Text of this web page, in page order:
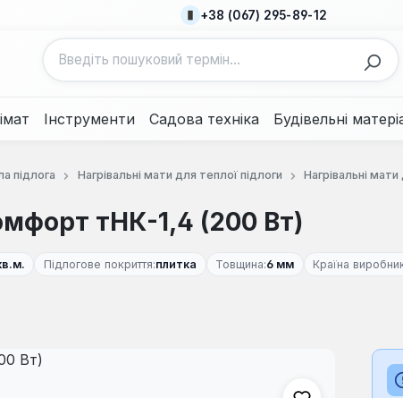
+38 (067) 295-89-12
Інструменти Садова техніка Будівельні
підлога Нагрівальні мати для теплої підлоги Нагрівальні
тНК-1,4 (200 Вт)
Підлогове покриття:плитка Товщина:6 мм Країна